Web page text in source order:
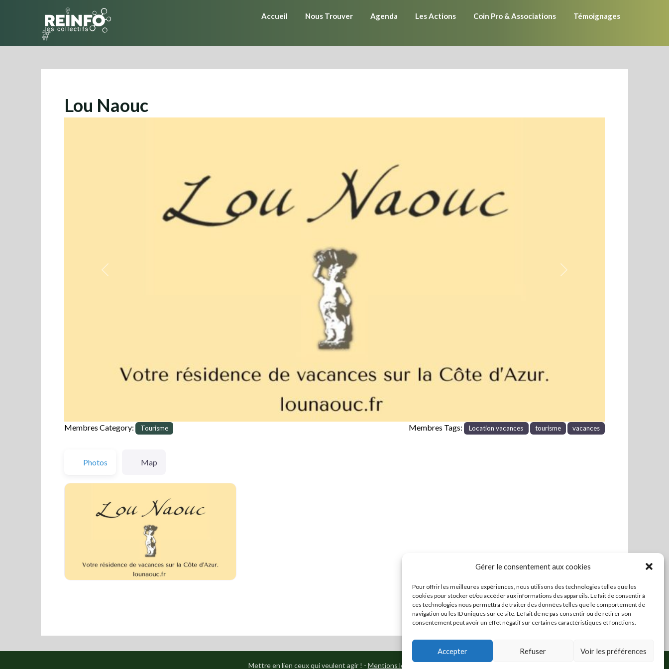
Gérer le consentement aux cookies
Pour offrir les meilleures expériences, nous utilisons des technologies telles que les
cookies pour stocker et/ou accéder aux informations des appareils. Le fait de consentir à
ces technologies nous permettra de traiter des données telles que le comportement de
navigation ou les ID uniques sur ce site. Le fait de ne pas consentir ou de retirer son
consentement peut avoir un effet négatif sur certaines caractéristiques et fonctions.
Accepter Refuser Voir les préférences
Accueil Nous Trouver Agenda Les Actions Coin Pro & Associations Témoignages
Lou Naouc
Previous Next
Membres Category: Tourisme Membres Tags: Location vacances tourisme vacances
Photos Map
Mettre en lien ceux qui veulent agir ! - Mentions légales